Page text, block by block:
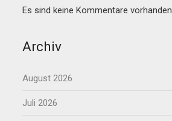
Es sind keine Kommentare vorhanden.
Archiv
August 2026
Juli 2026